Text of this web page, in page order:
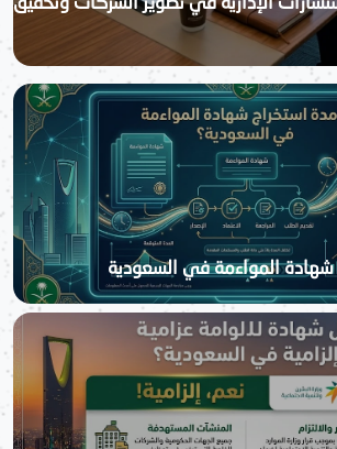
المواءمة في السعودية